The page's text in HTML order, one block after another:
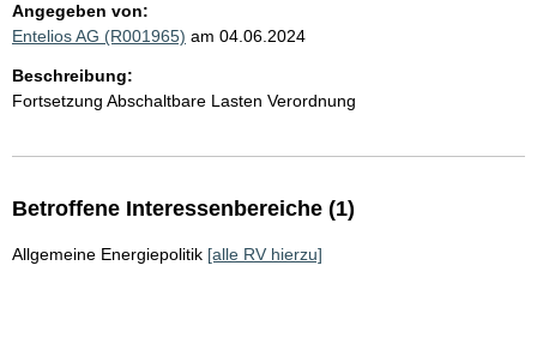
Angegeben von:
Entelios AG (R001965) am 04.06.2024
Beschreibung:
Fortsetzung Abschaltbare Lasten Verordnung
Betroffene Interessenbereiche (1)
Allgemeine Energiepolitik [alle RV hierzu]